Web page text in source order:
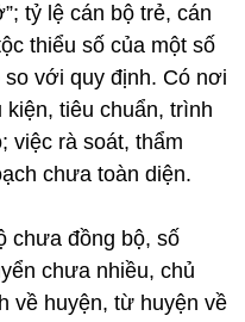
tỷ lệ cán bộ trẻ, cán
thiểu số của một số
với quy định. Có nơi
tiêu chuẩn, trình
việc rà soát, thẩm
chưa toàn diện.
chưa đồng bộ, số
chưa nhiều, chủ
về huyện, từ huyện về